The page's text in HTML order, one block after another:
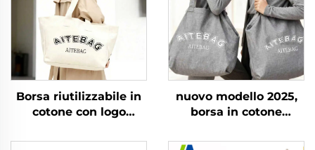
Borsa riutilizzabile in
cotone con logo
personalizzato,
nuovo modello 2025,
borsa in cotone
con grande capacità,